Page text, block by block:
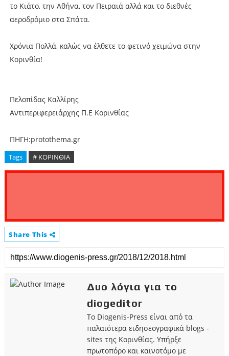
το Κιάτο, την Αθήνα, τον Πειραιά αλλά και το διεθνές
αεροδρόμιο στα Σπάτα.
Χρόνια Πολλά, καλώς να έλθετε το φετινό χειμώνα στην
Κορινθία!
Πελοπίδας Καλλίρης
Αντιπεριφερειάρχης Π.Ε Κορινθίας
ΠΗΓΗ:protothema.gr
Tags # ΚΟΡΙΝΘΙΑ
Share This
Δυο λόγια για το
diogeditor
Το Diogenis-Press είναι από τα
παλαιότερα ειδησεογραφικά blogs -
sites της Κορινθίας. Υπήρξε
πρωτοπόρο και καινοτόμο με